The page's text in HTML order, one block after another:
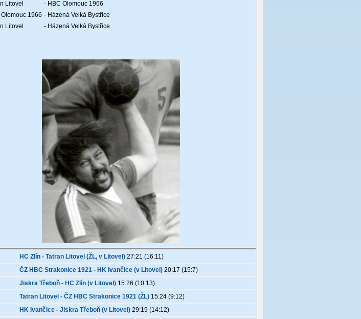
Litovel
- HBC Olomouc 1966
Olomouc 1966 - Házená Velká Bystřice
Litovel - Házená Velká Bystřice
HC Zlín - Tatran Litovel (ŽL, v Litovel) 27:21 (16:11)
ČZ HBC Strakonice 1921 - HK Ivančice (v Litovel) 20:17 (15:7)
Jiskra Třeboň - HC Zlín (v Litovel) 15:26 (10:13)
Tatran Litovel - ČZ HBC Strakonice 1921 (ŽL) 15:24 (9:12)
HK Ivančice - Jiskra Třeboň (v Litovel) 29:19 (14:12)